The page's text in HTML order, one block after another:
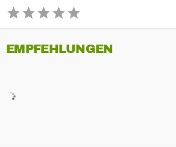
EMPFEHLUNGEN